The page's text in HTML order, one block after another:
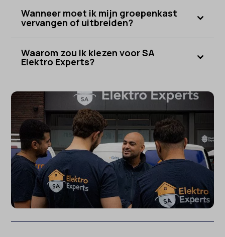
Wanneer moet ik mijn groepenkast
vervangen of uitbreiden?
Waarom zou ik kiezen voor SA
Elektro Experts?